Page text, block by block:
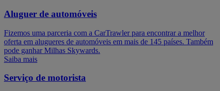
Aluguer de automóveis
Fizemos uma parceria com a CarTrawler para encontrar a melhor
oferta em alugueres de automóveis em mais de 145 países. Também
pode ganhar Milhas Skywards.
Saiba mais
Serviço de motorista